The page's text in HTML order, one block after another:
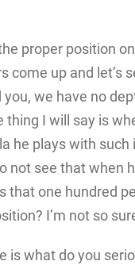
proper position
come up and let’s
you, we have no
thing I will say is
he plays with such
not see that when
that one hundred
I’m not so
is what do you